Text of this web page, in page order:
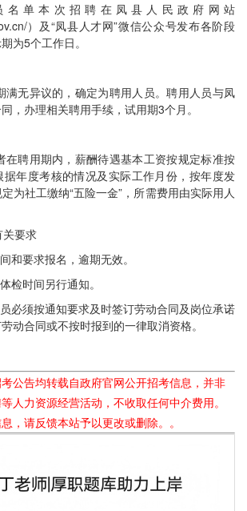
单本次招聘在凤县人民政府网站
）及“凤县人才网”微信公众号发布各阶段
为5个工作日。
无异议的，确定为聘用人员。聘用人员与凤
，办理相关聘用手续，试用期3个月。
聘用期内，薪酬待遇基本工资按规定标准按
据年度考核的情况及实际工作月份，按年度发
为社工缴纳“五险一金”，所需费用由实际用人
要求
和要求报名，逾期无效。
检时间另行通知。
必须按通知要求及时签订劳动合同及岗位承诺
动合同或不按时报到的一律取消资格。
公告均转载自政府官网公开招考信息，并非
人力资源经营活动，不收取任何中介费用。
，请反馈本站予以更改或删除。。